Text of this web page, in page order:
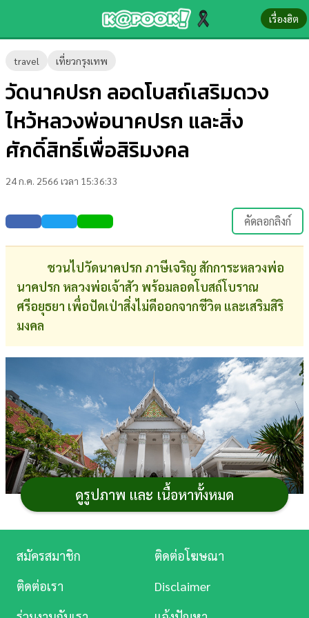
เรื่องฮิต
travel เที่ยวกรุงเทพ
วัดนาคปรก ลอดโบสถ์เสริมดวง
ไหว้หลวงพ่อนาคปรก และสิ่ง
ศักดิ์สิทธิ์เพื่อสิริมงคล
24 ก.ค. 2566 เวลา 15:36:33
คัดลอกลิงก์
ชวนไปวัดนาคปรก ภาษีเจริญ สักการะหลวงพ่อ
นาคปรก หลวงพ่อเจ้าสัว พร้อมลอดโบสถ์โบราณ
ศรีอยุธยา เพื่อปัดเป่าสิ่งไม่ดีออกจากชีวิต และเสริมสิริ
มงคล
ภาพจาก : YuenSiuTien / shutterstock.com
กรุงเทพมหานคร
เมืองหลวงของประเทศไทยที่มีวัดวา
อารามมากมายให้พุทธศาสนิกชนได้ทำบุญ ไหว้พระ รวมถึง
ดูรูปภาพ และ เนื้อหาทั้งหมด
ข่าว-
ความ
รู้
ข่าว
บันเทิง
ตรวจ
หวย
บอล
สด
การ
การ
ศึกษา
บันเทิง
ดู
หนัง
สมัครสมาชิก
ติดต่อโฆษณา
ติดต่อเรา
Disclaimer